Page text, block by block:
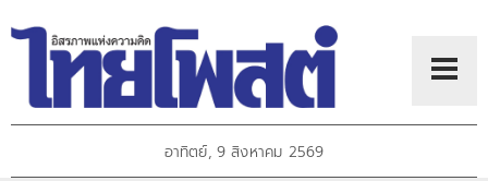
อาทิตย์, 9 สิงหาคม 2569